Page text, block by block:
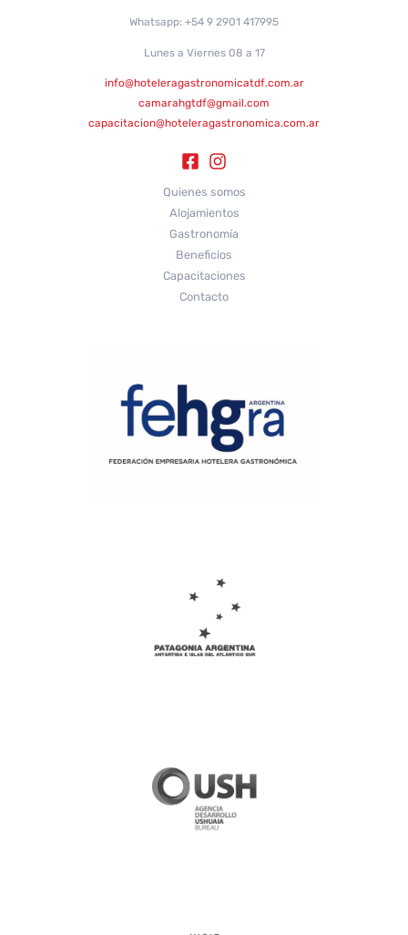
Whatsapp: +54 9 2901 417995
Lunes a Viernes 08 a 17
info@hoteleragastronomicatdf.com.ar
camarahgtdf@gmail.com
capacitacion@hoteleragastronomica.com.ar
Quienes somos
Alojamientos
Gastronomía
Beneficios
Capacitaciones
Contacto